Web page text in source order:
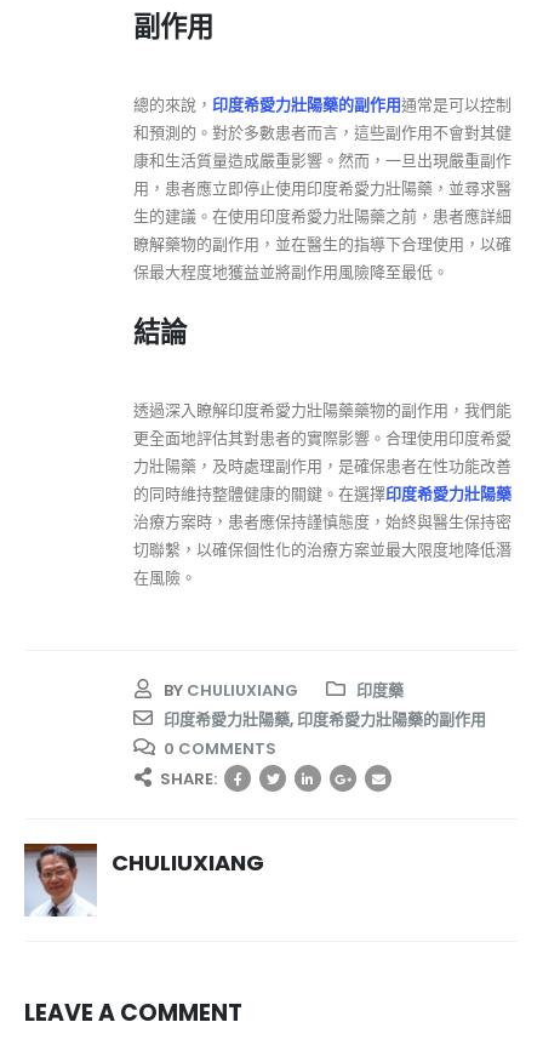
副作用
總的來說， 印度希愛力壯陽藥的副作用通常是可以控制
和預測的。對於多數患者而言，這些副作用不會對其健
康和生活質量造成嚴重影響。然而，一旦出現嚴重副作
用，患者應立即停止使用印度希愛力壯陽藥，並尋求醫
生的建議。在使用印度希愛力壯陽藥之前，患者應詳細
瞭解藥物的副作用，並在醫生的指導下合理使用，以確
保最大程度地獲益並將副作用風險降至最低。
結論
透過深入瞭解印度希愛力壯陽藥藥物的副作用，我們能
更全面地評估其對患者的實際影響。合理使用印度希愛
力壯陽藥，及時處理副作用，是確保患者在性功能改善
的同時維持整體健康的關鍵。在選擇印度希愛力壯陽藥
治療方案時，患者應保持謹慎態度，始終與醫生保持密
切聯繫，以確保個性化的治療方案並最大限度地降低潛
在風險。
BY CHULIUXIANG
印度藥
印度希愛力壯陽藥,印度希愛力壯陽藥的副作用
0 COMMENTS
SHARE:
CHULIUXIANG
LEAVE A COMMENT